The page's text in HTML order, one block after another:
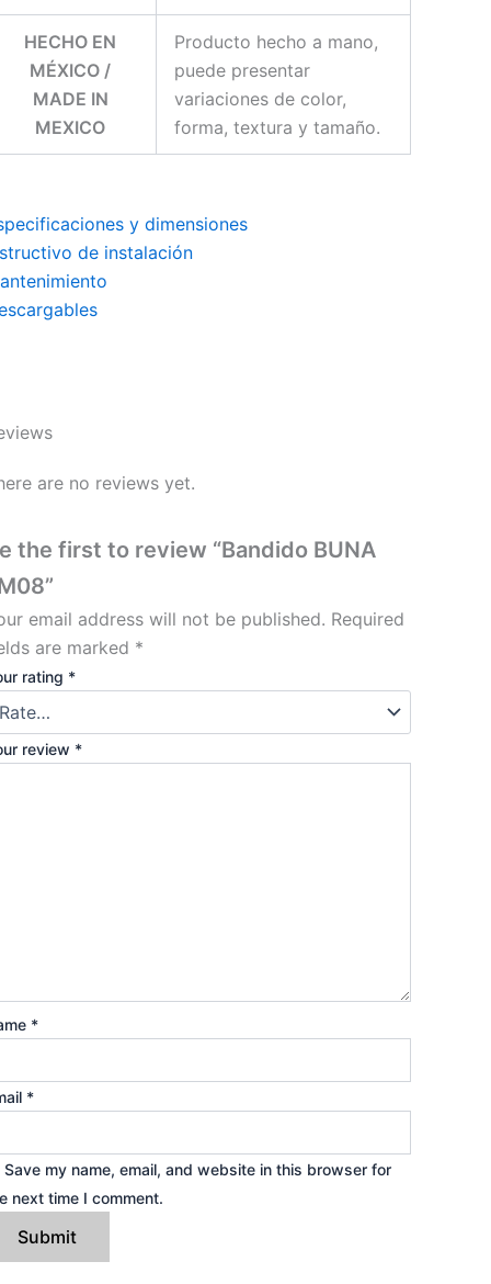
HECHO EN
MÉXICO /
MADE IN
MEXICO
Producto hecho a mano,
puede presentar
variaciones de color,
forma, textura y tamaño.
y dimensiones
de instalación
are no reviews yet.
the first to review “Bandido BUNA
email address will not be published. Required
are marked *
rating *
review *
*
*
Save my name, email, and website in this browser for
next time I comment.